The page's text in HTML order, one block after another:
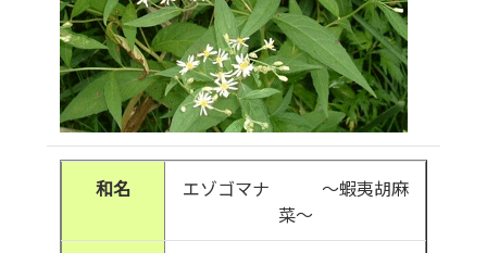
和名
エゾゴマナ ～蝦夷胡麻
菜～